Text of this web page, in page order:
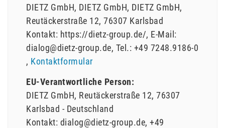
DIETZ GmbH DIETZ GmbH DIETZ GmbH
Reutäckerstraße 12 76307 Karlsbad
Kontakt: https://dietz-group.de/ E-Mail:
dialog@dietz-group.de Tel.: +49 7248.9186-0
Kontaktformular
EU-Verantwortliche Person:
DIETZ GmbH Reutäckerstraße 12 76307
Karlsbad
Deutschland
Kontakt: dialog@dietz-group.de +49